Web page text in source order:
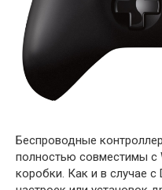
Беспроводные
полностью совместимы с
коробки. Как и в случае с